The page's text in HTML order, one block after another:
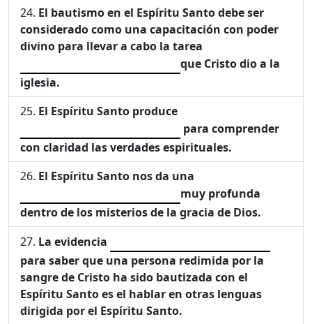
El bautismo en el Espíritu Santo debe ser
considerado como una capacitación con poder
divino para llevar a cabo la tarea
que Cristo dio a la
iglesia.
El Espíritu Santo produce
para comprender
con claridad las verdades espirituales.
El Espíritu Santo nos da una
muy profunda
dentro de los misterios de la gracia de Dios.
La evidencia
para saber que una persona redimida por la
sangre de Cristo ha sido bautizada con el
Espíritu Santo es el hablar en otras lenguas
dirigida por el Espíritu Santo.